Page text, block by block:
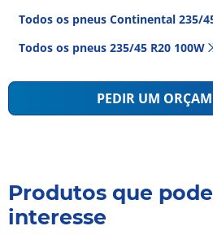
Todos os pneus Continental 235/
Todos os pneus‎ 235/45 R20 100W
PEDIR UM
Produtos que
interesse